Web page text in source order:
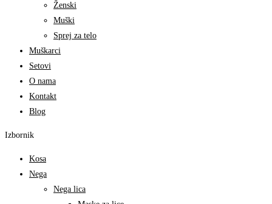
Ženski
Muški
Sprej za telo
Muškarci
Setovi
O nama
Kontakt
Blog
Izbornik
Kosa
Nega
Nega lica